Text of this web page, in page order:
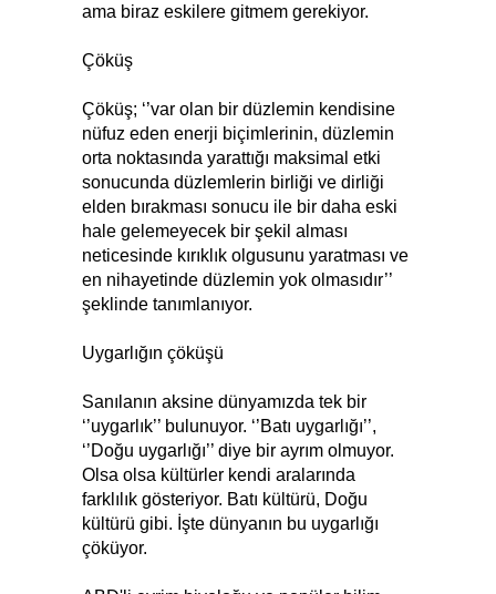
ama biraz eskilere gitmem gerekiyor.
Çöküş
Çöküş; ‘’var olan bir düzlemin kendisine
nüfuz eden enerji biçimlerinin, düzlemin
orta noktasında yarattığı maksimal etki
sonucunda düzlemlerin birliği ve dirliği
elden bırakması sonucu ile bir daha eski
hale gelemeyecek bir şekil alması
neticesinde kırıklık olgusunu yaratması ve
en nihayetinde düzlemin yok olmasıdır’’
şeklinde tanımlanıyor.
Uygarlığın çöküşü
Sanılanın aksine dünyamızda tek bir
‘’uygarlık’’ bulunuyor. ‘’Batı uygarlığı’’,
‘’Doğu uygarlığı’’ diye bir ayrım olmuyor.
Olsa olsa kültürler kendi aralarında
farklılık gösteriyor. Batı kültürü, Doğu
kültürü gibi. İşte dünyanın bu uygarlığı
çöküyor.